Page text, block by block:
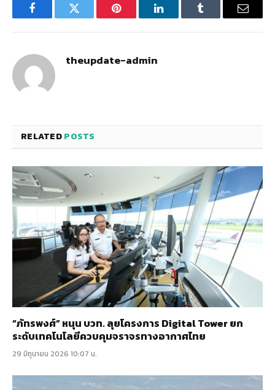
FacebookTwitter Pinterest LinkedInTumblr Email
theupdate-admin
RELATEDPOSTS
“ภัทรพงศ์” หนุน บวท. ลุยโครงการ Digital Tower ยก
ระดับเทคโนโลยีควบคุมจราจรทางอากาศไทย
29 มิถุนายน 2026 10:07 น.